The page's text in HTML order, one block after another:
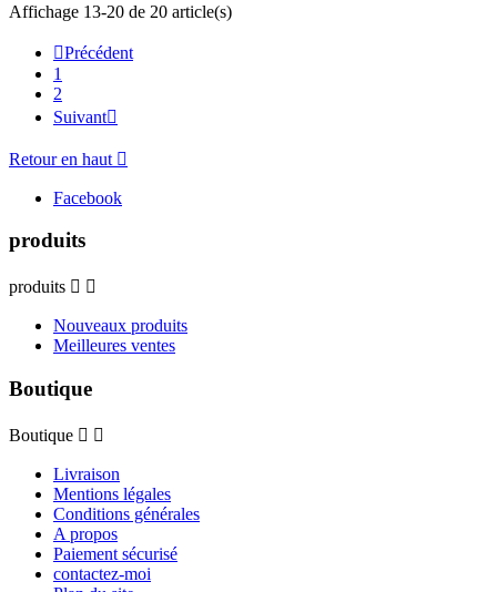
Affichage 13-20 de 20 article(s)
Précédent
1
2
Suivant
Retour en haut 
Facebook
produits
produits  
Nouveaux produits
Meilleures ventes
Boutique
Boutique  
Livraison
Mentions légales
Conditions générales
A propos
Paiement sécurisé
contactez-moi